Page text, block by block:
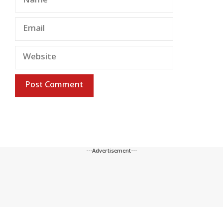
Email
Website
---Advertisement---